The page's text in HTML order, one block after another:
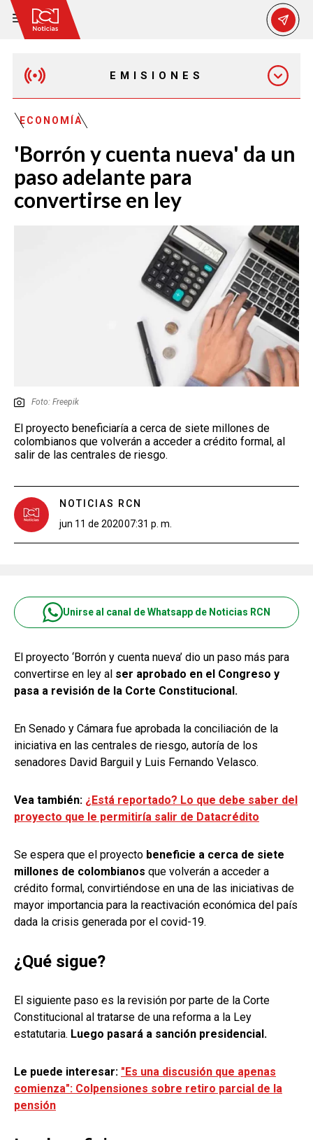
EMISIONES
EMISIÓN 12:30 PM
EMISIÓN 7:00 PM
EMISIÓN 11:30 PM
ECONOMÍA
'Borrón y cuenta nueva' da un
paso adelante para
convertirse en ley
Foto: Freepik
El proyecto beneficiaría a cerca de siete millones de
colombianos que volverán a acceder a crédito formal, al
salir de las centrales de riesgo.
NOTICIAS RCN
jun 11 de 202007:31 p. m.
Unirse al canal de Whatsapp de Noticias RCN
El proyecto ‘Borrón y cuenta nueva’ dio un paso más para
convertirse en ley al ser aprobado en el Congreso y
pasa a revisión de la Corte Constitucional.
En Senado y Cámara fue aprobada la conciliación de la
iniciativa en las centrales de riesgo, autoría de los
senadores David Barguil y Luis Fernando Velasco.
Vea también: ¿Está reportado? Lo que debe saber del
proyecto que le permitiría salir de Datacrédito
Se espera que el proyecto beneficie a cerca de siete
millones de colombianos que volverán a acceder a
crédito formal, convirtiéndose en una de las iniciativas de
mayor importancia para la reactivación económica del país
dada la crisis generada por el covid-19.
¿Qué sigue?
El siguiente paso es la revisión por parte de la Corte
Constitucional al tratarse de una reforma a la Ley
estatutaria. Luego pasará a sanción presidencial.
Le puede interesar: "Es una discusión que apenas
comienza": Colpensiones sobre retiro parcial de la
pensión